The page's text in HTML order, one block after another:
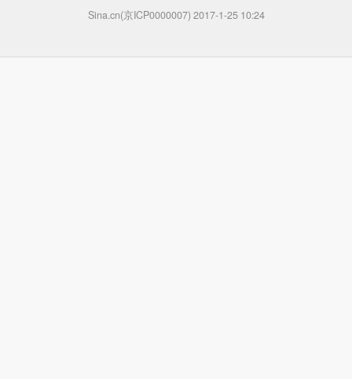
Sina.cn(京ICP0000007) 2017-1-25 10:24